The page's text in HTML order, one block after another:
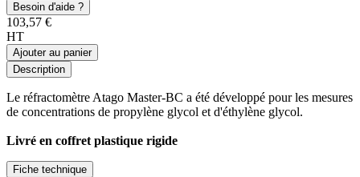
Besoin d'aide ?
103,57 €
HT
Ajouter au panier
Description
Le réfractomètre Atago Master-BC a été développé pour les mesures
de concentrations de propylène glycol et d'éthylène glycol.
Livré en coffret plastique rigide
Fiche technique